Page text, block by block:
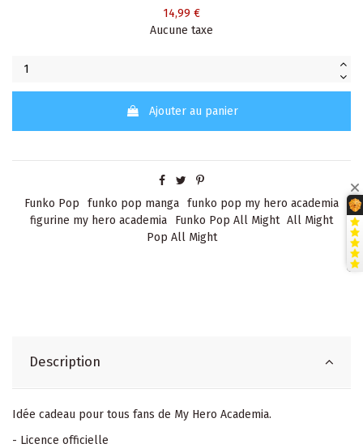
14,99 €
Aucune taxe
Ajouter au panier
Funko Pop funko pop manga funko pop my hero academia
figurine my hero academia
Funko Pop All Might All Might
Pop All Might
Description
Idée cadeau pour tous fans de My Hero Academia.
- Licence officielle